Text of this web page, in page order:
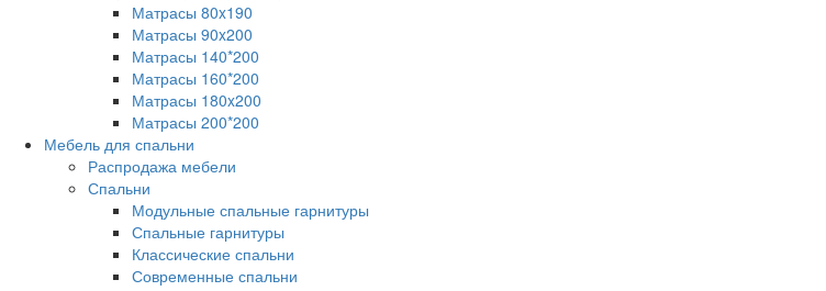
Матрасы 80x190
Матрасы 90x200
Матрасы 140*200
Матрасы 160*200
Матрасы 180x200
Матрасы 200*200
Мебель для спальни
Распродажа мебели
Спальни
Модульные спальные гарнитуры
Спальные гарнитуры
Классические спальни
Современные спальни